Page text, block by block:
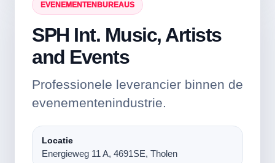
EVENEMENTENBUREAUS
SPH Int. Music, Artists
and Events
Professionele leverancier binnen de
evenementenindustrie.
Locatie
Energieweg 11 A, 4691SE, Tholen